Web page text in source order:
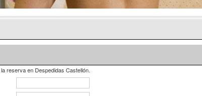
reserva en Despedidas Castellón.